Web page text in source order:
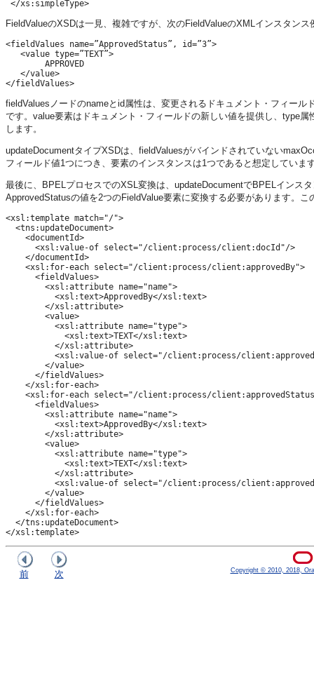
FieldValueのXSDは一見、複雑ですが、次のFieldValueのXMLインスタン
<fieldValues name=”ApprovedStatus”, id=”3”>
   <value type=”TEXT”>
        APPROVED
   </value>
fieldValuesノードのnameとid属性は、変更されるドキュメント・フィー
です。value要素はドキュメント・フィールドの新しい値を提供し、type
します。
updateDocumentタイプXSDは、fieldValuesがバインドされていない
フィールド値1つにつき、要素のインスタンスは1つであると想定してい
最後に、BPELプロセスでのXSL変換は、updateDocumentでBPELインス
ApprovedStatusの値を2つのFieldValue要素に変換する必要があります。
<xsl:template match="/">
  <tns:updateDocument>
    <documentId>
      <xsl:value-of select="/client:process/client:docId"/>
    </documentId>
    <xsl:for-each select="/client:process/client:approvedBy">
      <fieldValues>
        <xsl:attribute name="name">
          <xsl:text>ApprovedBy</xsl:text>
        </xsl:attribute>
        <value>
          <xsl:attribute name="type">
            <xsl:text>TEXT</xsl:text>
          </xsl:attribute>
<xsl:value-of select="/client:process/
        </value>
      </fieldValues>
    </xsl:for-each>
<xsl:for-each select="/client:process/
      <fieldValues>
        <xsl:attribute name="name">
          <xsl:text>ApprovedBy</xsl:text>
        </xsl:attribute>
        <value>
          <xsl:attribute name="type">
            <xsl:text>TEXT</xsl:text>
          </xsl:attribute>
<xsl:value-of select="/client:process/
        </value>
      </fieldValues>
    </xsl:for-each>
  </tns:updateDocument>
前 次 Copyright © 2010, 2018,